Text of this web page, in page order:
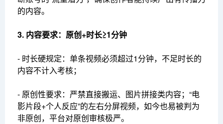
的内容。
3. 内容要求：原创+时长≥1分钟
- 时长硬规定：单条视频必须超过1分钟，不足时长的
内容不计入考核；
- 原创性要求：严禁直接搬运、图片拼接类内容；“电
影片段+个人反应”的左右分屏视频，如今也易被判为
非原创，平台对原创审核极严。